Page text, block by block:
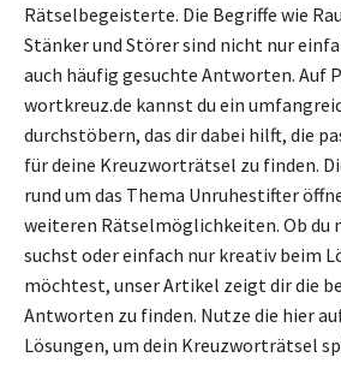
Rätselbegeisterte. Die Begriffe wie
Stänker und Störer sind nicht nur
auch häufig gesuchte Antworten. Auf
wortkreuz.de kannst du ein
durchstöbern, das dir dabei hilft, die
für deine Kreuzworträtsel zu finden.
rund um das Thema Unruhestifter
weiteren Rätselmöglichkeiten. Ob du
suchst oder einfach nur kreativ beim
möchtest, unser Artikel zeigt dir die
Antworten zu finden. Nutze die hier
Lösungen, um dein Kreuzworträtsel